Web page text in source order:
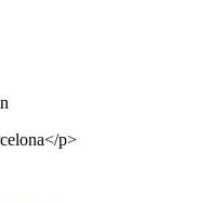
p>